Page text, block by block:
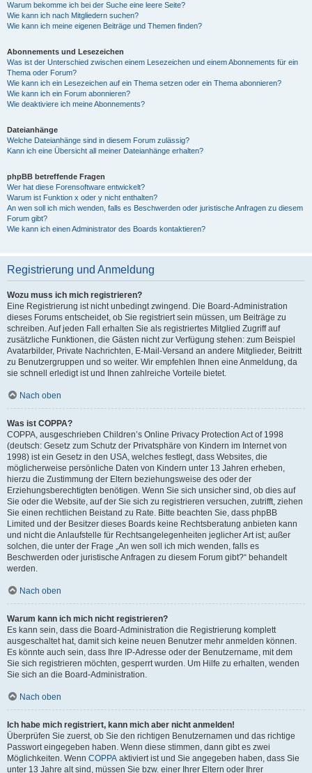
Warum bekomme ich bei der Suche eine leere Seite?
Wie kann ich nach Mitgliedern suchen?
Wie kann ich meine eigenen Beiträge und Themen finden?
Abonnements und Lesezeichen
Was ist der Unterschied zwischen einem Lesezeichen und einem Abonnements für ein
Thema oder Forum?
Wie kann ich ein Lesezeichen auf ein Thema setzen oder ein Thema abonnieren?
Wie kann ich ein Forum abonnieren?
Wie deaktiviere ich meine Abonnements?
Dateianhänge
Welche Dateianhänge sind in diesem Forum zulässig?
Kann ich eine Übersicht all meiner Dateianhänge erhalten?
phpBB betreffende Fragen
Wer hat diese Forensoftware entwickelt?
Warum ist Funktion x oder y nicht enthalten?
An wen soll ich mich wenden, falls es Beschwerden oder juristische Anfragen zu diesem
Forum gibt?
Wie kann ich einen Administrator des Boards kontaktieren?
Registrierung und Anmeldung
Wozu muss ich mich registrieren?
Eine Registrierung ist nicht unbedingt zwingend. Die Board-Administration
dieses Forums entscheidet, ob Sie registriert sein müssen, um Beiträge zu
schreiben. Auf jeden Fall erhalten Sie als registriertes Mitglied Zugriff auf
zusätzliche Funktionen, die Gästen nicht zur Verfügung stehen: zum Beispiel
Avatarbilder, Private Nachrichten, E-Mail-Versand an andere Mitglieder, Beitritt
zu Benutzergruppen und so weiter. Wir empfehlen Ihnen eine Anmeldung, da
sie schnell erledigt ist und Ihnen zahlreiche Vorteile bietet.
Nach oben
Was ist COPPA?
COPPA, ausgeschrieben Children’s Online Privacy Protection Act of 1998
(deutsch: Gesetz zum Schutz der Privatsphäre von Kindern im Internet von
1998) ist ein Gesetz in den USA, welches festlegt, dass Websites, die
möglicherweise persönliche Daten von Kindern unter 13 Jahren erheben,
hierzu die Zustimmung der Eltern beziehungsweise des oder der
Erziehungsberechtigten benötigen. Wenn Sie sich unsicher sind, ob dies auf
Sie oder die Website, auf der Sie sich zu registrieren versuchen, zutrifft, ziehen
Sie einen rechtlichen Beistand zu Rate. Bitte beachten Sie, dass phpBB
Limited und der Besitzer dieses Boards keine Rechtsberatung anbieten kann
und nicht die Anlaufstelle für Rechtsangelegenheiten jeglicher Art ist; außer
solchen, die unter der Frage „An wen soll ich mich wenden, falls es
Beschwerden oder juristische Anfragen zu diesem Forum gibt?“ behandelt
werden.
Nach oben
Warum kann ich mich nicht registrieren?
Es kann sein, dass die Board-Administration die Registrierung komplett
ausgeschaltet hat, damit sich keine neuen Benutzer mehr anmelden können.
Es könnte auch sein, dass Ihre IP-Adresse oder der Benutzername, mit dem
Sie sich registrieren möchten, gesperrt wurden. Um Hilfe zu erhalten, wenden
Sie sich an die Board-Administration.
Nach oben
Ich habe mich registriert, kann mich aber nicht anmelden!
Überprüfen Sie zuerst, ob Sie den richtigen Benutzernamen und das richtige
Passwort eingegeben haben. Wenn diese stimmen, dann gibt es zwei
Möglichkeiten. Wenn COPPA aktiviert ist und Sie angegeben haben, dass Sie
unter 13 Jahre alt sind, müssen Sie bzw. einer Ihrer Eltern oder Ihrer